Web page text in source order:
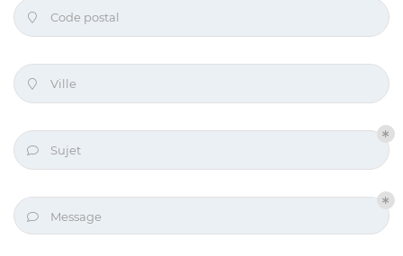
 Code postal
 Ville
 Sujet
 Message